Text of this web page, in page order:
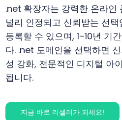
.net 확장자는 강력한 온라인
널리 인정되고 신뢰받는 선
등록할 수 있으며, 1–10년 기
다. .net 도메인을 선택하면
성 강화, 전문적인 디지털 아
됩니다.
지금 바로 리셀러가 되세요!